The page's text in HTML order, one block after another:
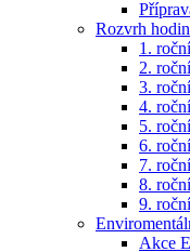
Rozvrh hodin
1.
2.
3.
4.
5.
6.
7.
8.
9.
Akce